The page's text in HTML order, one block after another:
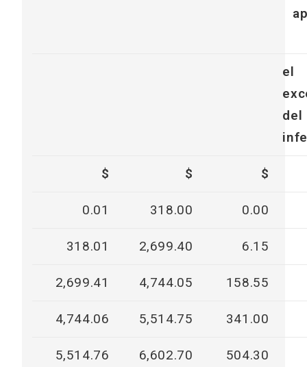
el
del
$ $ $
0.01 318.00 0.00
318.01 2,699.40 6.15
2,699.41 4,744.05 158.55
4,744.06 5,514.75 341.00
5,514.76 6,602.70 504.30